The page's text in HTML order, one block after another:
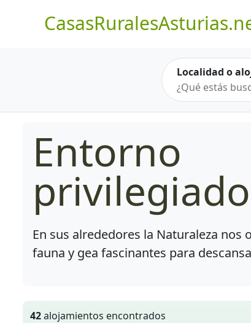
Localidad o
Entorno
privilegiado
En sus alrededores la Naturaleza nos
fauna y gea fascinantes para
42alojamientos encontrados